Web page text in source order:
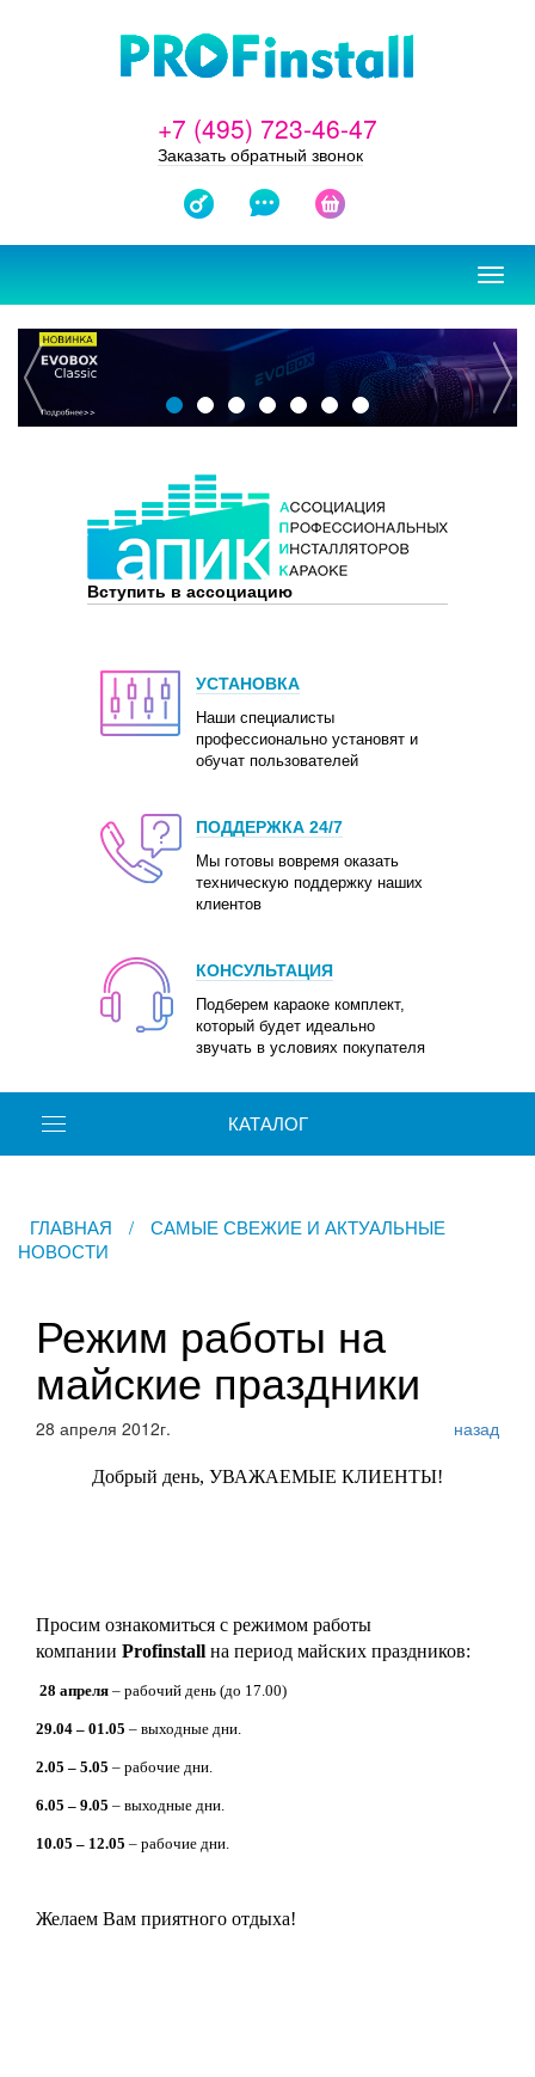
+7 (495) 723-46-47
Заказать обратный звонок
ЗАКАЗАТЬ
ПРОЕКТ
ОТЗЫВЫ
Вступить в ассоциацию
УСТАНОВКА
Наши специалисты
профессионально установят и
обучат пользователей
ПОДДЕРЖКА 24/7
Мы готовы вовремя оказать
техническую поддержку наших
клиентов
КОНСУЛЬТАЦИЯ
Подберем караоке комплект,
который будет идеально
звучать в условиях покупателя
КАТАЛОГ
ГЛАВНАЯ /
САМЫЕ СВЕЖИЕ И АКТУАЛЬНЫЕ
НОВОСТИ
Режим работы на
майские праздники
назад
28 апреля 2012г.
Добрый день, УВАЖАЕМЫЕ КЛИЕНТЫ!
Просим ознакомиться с режимом работы
компании Profinstall на период майских праздников:
28 апреля – рабочий день (до 17.00)
29.04 – 01.05 – выходные дни.
2.05 – 5.05 – рабочие дни.
6.05 – 9.05 – выходные дни.
10.05 – 12.05 – рабочие дни.
Желаем Вам приятного отдыха!